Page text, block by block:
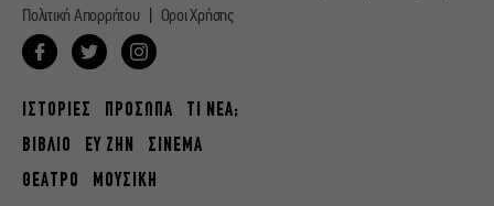
Πολιτική Απορρήτου
Οροι Χρήσης
ΙΣΤΟΡΙΕΣ ΠΡΟΣΩΠΑ
ΤΙ ΝΕΑ;
ΒΙΒΛΙΟ
ΕΥ ΖΗΝ
ΣΙΝΕΜΑ
ΘΕΑΤΡΟ
ΜΟΥΣΙΚΗ